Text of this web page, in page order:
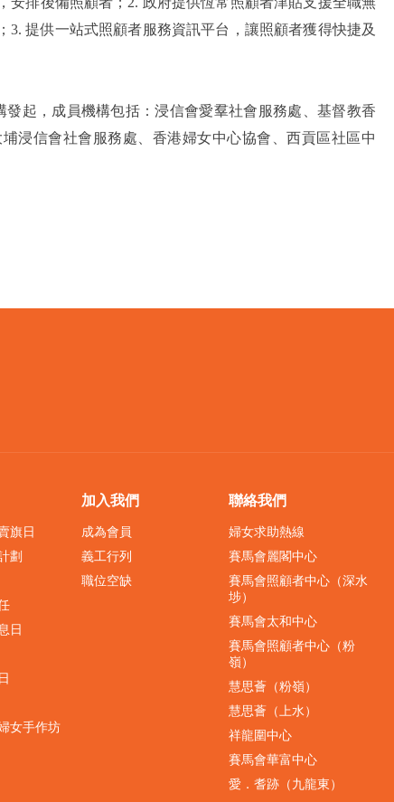
提供一站式照顧者服務資訊平台，讓照顧者獲得快捷及
發起，成員機構包括：浸信會愛羣社會服務處、基督教香
浸信會社會服務處、香港婦女中心協會、西貢區社區中
旗日
劃
日
女手作坊
加入我們
成為會員
義工行列
職位空缺
聯絡我們
婦女求助熱線
賽馬會麗閣中心
賽馬會照顧者中心（深水
埗）
賽馬會太和中心
賽馬會照顧者中心（粉
嶺）
慧思薈（粉嶺）
慧思薈（上水）
祥龍圍中心
賽馬會華富中心
愛．耆跡（九龍東）